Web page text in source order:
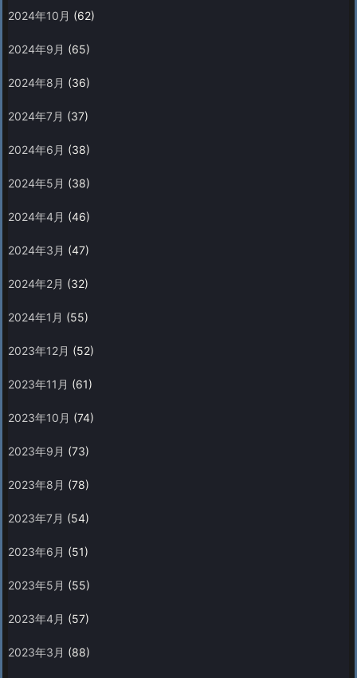
2024年10月 (62)
2024年9月 (65)
2024年8月 (36)
2024年7月 (37)
2024年6月 (38)
2024年5月 (38)
2024年4月 (46)
2024年3月 (47)
2024年2月 (32)
2024年1月 (55)
2023年12月 (52)
2023年11月 (61)
2023年10月 (74)
2023年9月 (73)
2023年8月 (78)
2023年7月 (54)
2023年6月 (51)
2023年5月 (55)
2023年4月 (57)
2023年3月 (88)